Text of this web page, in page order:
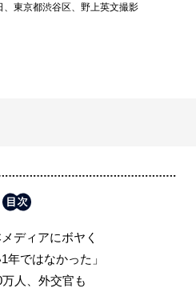
東京都渋谷区、野上英文撮影
ディアにボヤく
年ではなかった」
人、外交官も